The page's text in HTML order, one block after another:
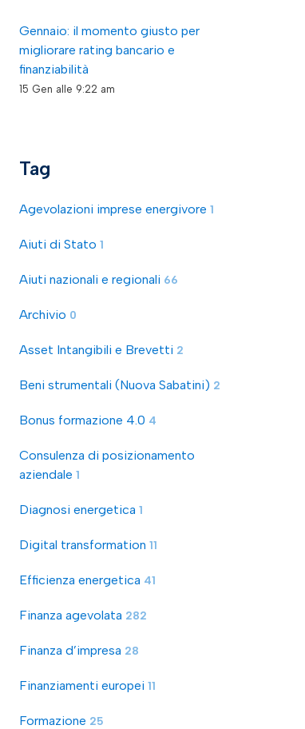
Gennaio: il momento giusto per
migliorare rating bancario e
finanziabilità
15 Gen alle 9:22 am
Tag
Agevolazioni imprese energivore 1
Aiuti di Stato 1
Aiuti nazionali e regionali 66
Archivio 0
Asset Intangibili e Brevetti 2
Beni strumentali (Nuova Sabatini) 2
Bonus formazione 4.0 4
Consulenza di posizionamento
aziendale 1
Diagnosi energetica 1
Digital transformation 11
Efficienza energetica 41
Finanza agevolata 282
Finanza d’impresa 28
Finanziamenti europei 11
Formazione 25